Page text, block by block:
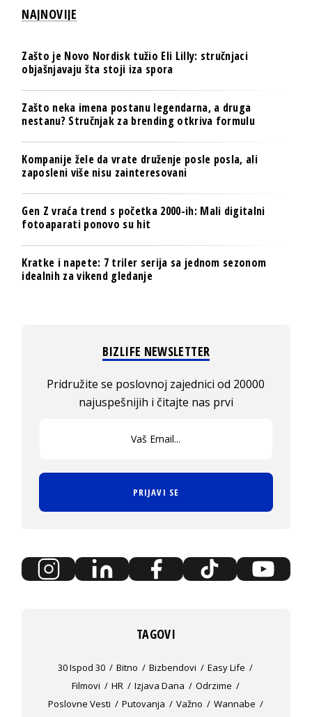
NAJNOVIJE
Zašto je Novo Nordisk tužio Eli Lilly: stručnjaci
objašnjavaju šta stoji iza spora
Zašto neka imena postanu legendarna, a druga
nestanu? Stručnjak za brending otkriva formulu
Kompanije žele da vrate druženje posle posla, ali
zaposleni više nisu zainteresovani
Gen Z vraća trend s početka 2000-ih: Mali digitalni
fotoaparati ponovo su hit
Kratke i napete: 7 triler serija sa jednom sezonom
idealnih za vikend gledanje
BIZLIFE NEWSLETTER
Pridružite se poslovnoj zajednici od 20000
najuspešnijih i čitajte nas prvi
PRIJAVI SE
TAGOVI
30 Ispod 30 Bitno Bizbendovi
Easy Life
Filmovi
HR Izjava Dana
Odrzime
Poslovne Vesti
Putovanja Važno
Wannabe